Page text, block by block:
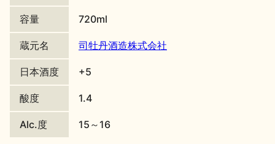
日本酒の楽しみ方特集
地酒・イベント情報
容量 720ml
蔵元名 司牡丹酒造株式会社
日本酒度 +5
酸度 1.4
Alc.度 15～16